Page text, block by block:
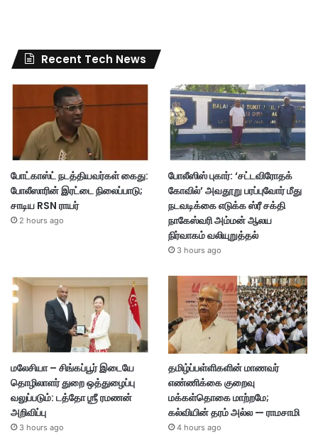
Recent Tech News
போட்காஸ்ட் நடத்தியவர்கள் கைது:
போலீஸாரின் இரட்டை நிலைப்பாடு;
சாடிய RSN ராயர்
2 hours ago
போலீஸிஸ் புகார்: ‘சட்டவிரோதக்
கோவில்’ அவதூறு பரப்புவோர் மீது
நடவடிக்கை எடுக்க ஸ்ரீ சக்தி
நாகேஸ்வரி அம்மன் ஆலய
நிர்வாகம் வலியுறுத்தல்
3 hours ago
மலேசியா – சிங்கப்பூர் இடையே
தொழிலாளர் துறை ஒத்துழைப்பு
வலுப்படும்: டத்தோ ஶ்ரீ ரமணன்
அறிவிப்பு
3 hours ago
தமிழ்ப்பள்ளிகளின் மாணவர்
எண்ணிக்கை குறைவு
மக்கள்தொகை மாற்றமே;
கல்வியின் தரம் அல்ல — ராமசாமி
4 hours ago